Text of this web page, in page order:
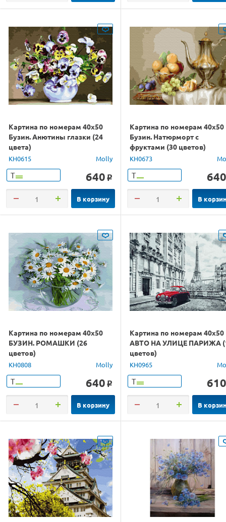
Картина по номерам 40х50
Бузин. Анютины глазки (24
цвета)
KH0615 Molly
Т 640 o
В корзину
Картина по номерам 40х50
Бузин. Натюрморт с
фруктами (30 цветов)
KH0673
Т 640
В
Картина по номерам 40х50
БУЗИН. РОМАШКИ (26
цветов)
KH0808 Molly
Т 640 o
В корзину
Картина по номерам 40х50
АВТО НА УЛИЦЕ ПАРИЖА
цветов)
KH0965
Т 610
В